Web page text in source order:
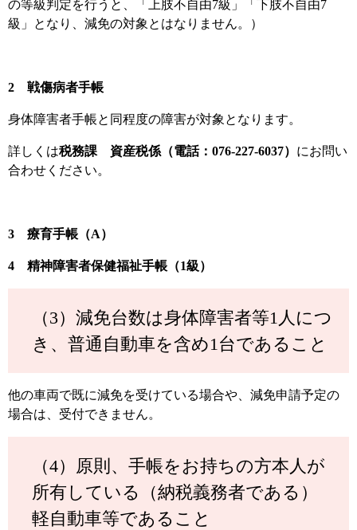
の等級判定を行うと、「上肢不自由7級」「下肢不自由7
級」となり、減免の対象とはなりません。）
2 戦傷病者手帳
身体障害者手帳と同程度の障害が対象となります。
詳しくは税務課 資産税係（電話：076-227-6037） にお問い
合わせください。
3 療育手帳（A）
4 精神障害者保健福祉手帳（1級）
（3）減免台数は身体障害者等1人につ
き、普通自動車を含め1台であること
他の車両で既に減免を受けている場合や、減免申請予定の
場合は、受付できません。
（4）原則、手帳をお持ちの方本人が
所有している（納税義務者である）
軽自動車等であること